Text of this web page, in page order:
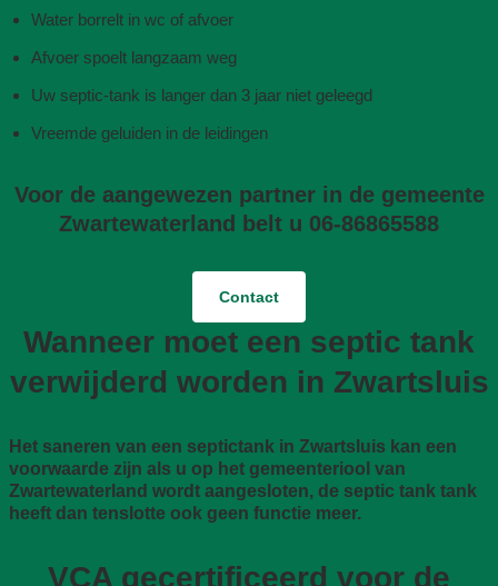
Water borrelt in wc of afvoer
Afvoer spoelt langzaam weg
Uw septic-tank is langer dan 3 jaar niet geleegd
Vreemde geluiden in de leidingen
Voor de aangewezen partner in de gemeente
Zwartewaterland belt u 06-86865588
Contact
Wanneer moet een septic tank
verwijderd worden in Zwartsluis
Het saneren van een septictank in Zwartsluis kan een
voorwaarde zijn als u op het gemeenteriool van
Zwartewaterland wordt aangesloten, de septic tank tank
heeft dan tenslotte ook geen functie meer.
VCA gecertificeerd voor de